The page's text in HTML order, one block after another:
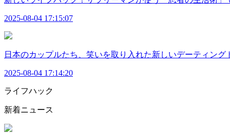
2025-08-04 17:15:07
日本のカップルたち、笑いを取り入れた新しいデーティング
2025-08-04 17:14:20
ライフハック
新着ニュース